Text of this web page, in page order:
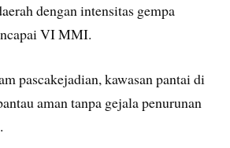
dengan intensitas gempa
VI MMI.
pascakejadian, kawasan pantai di
aman tanpa gejala penurunan